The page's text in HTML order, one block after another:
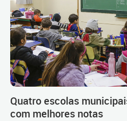
Quatro escolas
com melhores notas